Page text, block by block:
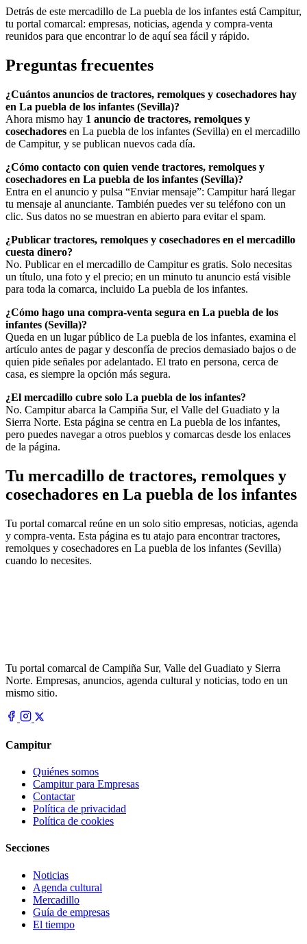
Detrás de este mercadillo de La puebla de los infantes está Campitur,
tu portal comarcal: empresas, noticias, agenda y compra-venta
reunidos para que encontrar lo de aquí sea fácil y rápido.
Preguntas frecuentes
¿Cuántos anuncios de tractores, remolques y cosechadores hay
en La puebla de los infantes (Sevilla)?
Ahora mismo hay 1 anuncio de tractores, remolques y
cosechadores en La puebla de los infantes (Sevilla) en el mercadillo
de Campitur, y se publican nuevos cada día.
¿Cómo contacto con quien vende tractores, remolques y
cosechadores en La puebla de los infantes (Sevilla)?
Entra en el anuncio y pulsa “Enviar mensaje”: Campitur hará llegar
tu mensaje al anunciante. También puedes ver su teléfono con un
clic. Sus datos no se muestran en abierto para evitar el spam.
¿Publicar tractores, remolques y cosechadores en el mercadillo
cuesta dinero?
No. Publicar en el mercadillo de Campitur es gratis. Solo necesitas
un título, una foto y el precio; en un minuto tu anuncio está visible
para toda la comarca, incluido La puebla de los infantes.
¿Cómo hago una compra-venta segura en La puebla de los
infantes (Sevilla)?
Queda en un lugar público de La puebla de los infantes, examina el
artículo antes de pagar y desconfía de precios demasiado bajos o de
quien pide señales por adelantado. El trato en persona, cerca de
casa, es siempre la opción más segura.
¿El mercadillo cubre solo La puebla de los infantes?
No. Campitur abarca la Campiña Sur, el Valle del Guadiato y la
Sierra Norte. Esta página se centra en La puebla de los infantes,
pero puedes navegar a otros pueblos y comarcas desde los enlaces
de la página.
Tu mercadillo de tractores, remolques y
cosechadores en La puebla de los infantes
Tu portal comarcal reúne en un solo sitio empresas, noticias, agenda
y compra-venta. Esta página es tu atajo para encontrar tractores,
remolques y cosechadores en La puebla de los infantes (Sevilla)
cuando lo necesites.
Tu portal comarcal de Campiña Sur, Valle del Guadiato y Sierra
Norte. Empresas, anuncios, agenda cultural y noticias, todo en un
mismo sitio.
Campitur
Quiénes somos
Campitur para Empresas
Contactar
Política de privacidad
Política de cookies
Secciones
Noticias
Agenda cultural
Mercadillo
Guía de empresas
El tiempo